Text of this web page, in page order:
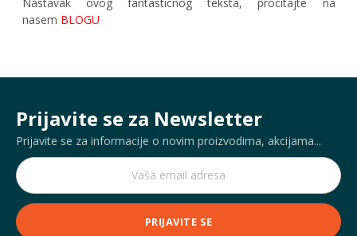
nasem BLOGU
Prijavite se za Newsletter
Prijavite se za informacije o novim proizvodima, akcijama...
PRIJAVITE SE